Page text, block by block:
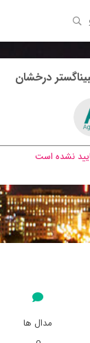
درخشان
نشده است
مدال ها